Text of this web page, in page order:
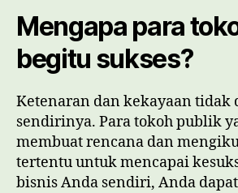
Mengapa para
begitu sukses?
Ketenaran dan kekayaan tidak
sendirinya. Para tokoh publik
membuat rencana dan
tertentu untuk mencapai
bisnis Anda sendiri, Anda